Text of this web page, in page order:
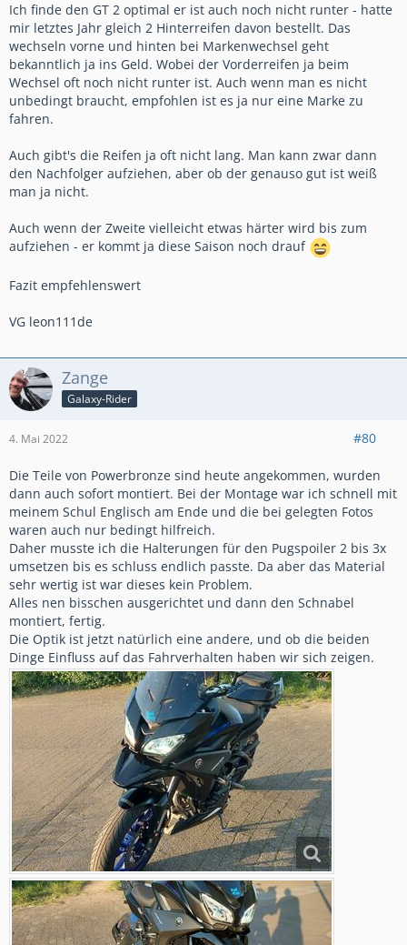
Ich finde den GT 2 optimal er ist auch noch nicht runter - hatte
mir letztes Jahr gleich 2 Hinterreifen davon bestellt. Das
wechseln vorne und hinten bei Markenwechsel geht
bekanntlich ja ins Geld. Wobei der Vorderreifen ja beim
Wechsel oft noch nicht runter ist. Auch wenn man es nicht
unbedingt braucht, empfohlen ist es ja nur eine Marke zu
fahren.
Auch gibt's die Reifen ja oft nicht lang. Man kann zwar dann
den Nachfolger aufziehen, aber ob der genauso gut ist weiß
man ja nicht.
Auch wenn der Zweite vielleicht etwas härter wird bis zum
aufziehen - er kommt ja diese Saison noch drauf
Fazit empfehlenswert
VG leon111de
Zange
Galaxy-Rider
4. Mai 2022 #80
Die Teile von Powerbronze sind heute angekommen, wurden
dann auch sofort montiert. Bei der Montage war ich schnell mit
meinem Schul Englisch am Ende und die bei gelegten Fotos
waren auch nur bedingt hilfreich.
Daher musste ich die Halterungen für den Pugspoiler 2 bis 3x
umsetzen bis es schluss endlich passte. Da aber das Material
sehr wertig ist war dieses kein Problem.
Alles nen bisschen ausgerichtet und dann den Schnabel
montiert, fertig.
Die Optik ist jetzt natürlich eine andere, und ob die beiden
Dinge Einfluss auf das Fahrverhalten haben wir sich zeigen.